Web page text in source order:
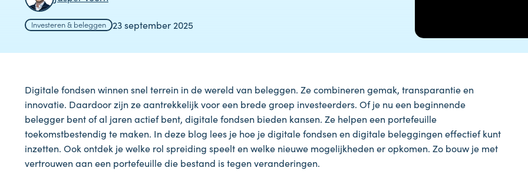
Investeren & beleggen 23 september 2025
Digitale fondsen winnen snel terrein in de wereld van beleggen. Ze combineren gemak, transparantie en
innovatie. Daardoor zijn ze aantrekkelijk voor een brede groep investeerders. Of je nu een beginnende
belegger bent of al jaren actief bent, digitale fondsen bieden kansen. Ze helpen een portefeuille
toekomstbestendig te maken. In deze blog lees je hoe je digitale fondsen en digitale beleggingen effectief kunt
inzetten. Ook ontdek je welke rol spreiding speelt en welke nieuwe mogelijkheden er opkomen. Zo bouw je met
vertrouwen aan een portefeuille die bestand is tegen veranderingen.